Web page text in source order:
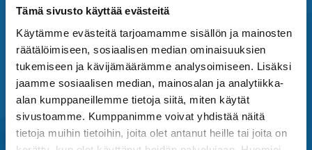
Tämä sivusto käyttää evästeitä
Käytämme evästeitä tarjoamamme sisällön ja mainosten
räätälöimiseen, sosiaalisen median ominaisuuksien
tukemiseen ja kävijämäärämme analysoimiseen. Lisäksi
jaamme sosiaalisen median, mainosalan ja analytiikka-
alan kumppaneillemme tietoja siitä, miten käytät
sivustoamme. Kumppanimme voivat yhdistää näitä
tietoja muihin tietoihin, joita olet antanut heille tai joita on
Elämys Cruises
Elämys Live
Menestys Travel
OK-Matkat
Matka-Agentit